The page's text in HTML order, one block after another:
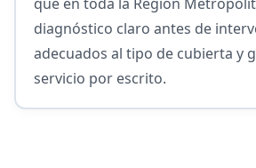
diagnóstico claro antes de
adecuados al tipo de cubierta y
servicio por escrito.